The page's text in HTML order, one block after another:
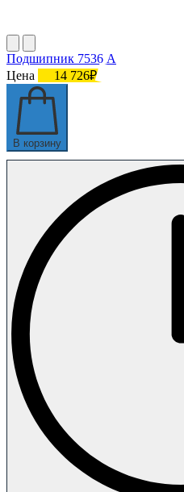
Подшипник 7536 А
Цена
14 726₽
В корзину